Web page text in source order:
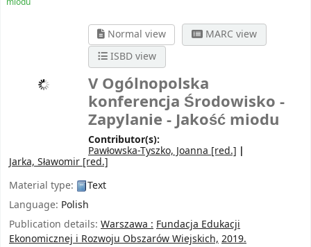
Normal view
MARC view
ISBD view
V Ogólnopolska
konferencja Środowisko -
Zapylanie - Jakość miodu
Contributor(s):
Pawłowska-Tyszko, Joanna [red.]
Jarka, Sławomir [red.]
Material type:
Text
Language: Polish
Publication details: Warszawa : Fundacja Edukacji
Ekonomicznej i Rozwoju Obszarów Wiejskich, 2019.